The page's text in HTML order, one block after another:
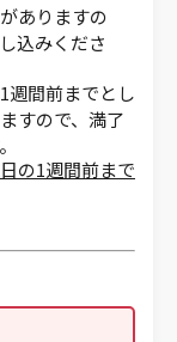
ありますの
込みくださ
週間前までとし
すので、満了
の1週間前まで